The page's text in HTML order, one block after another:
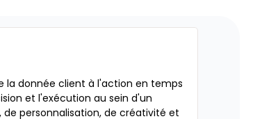
la donnée client à l'action en temps
et l'exécution au sein d'un
personnalisation, de créativité et